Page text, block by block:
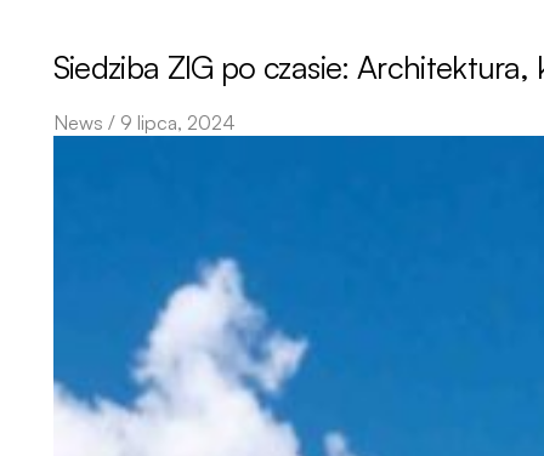
Siedziba ZIG po czasie:
News / 9 lipca, 2024